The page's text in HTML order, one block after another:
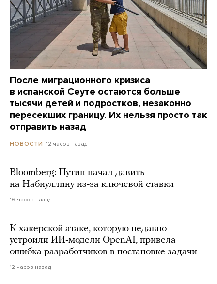
После миграционного кризиса
в испанской Сеуте остаются больше
тысячи детей и подростков, незаконно
пересекших границу. Их нельзя просто так
отправить назад
НОВОСТИ 12 часов назад
Bloomberg: Путин начал давить
на Набиуллину из-за ключевой ставки
16 часов назад
К хакерской атаке, которую недавно
устроили ИИ-модели OpenAI, привела
ошибка разработчиков в постановке задачи
12 часов назад